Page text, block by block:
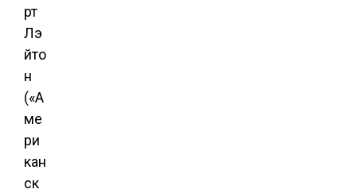
рт
Лэ
йто
н
(«А
ме
ри
кан
ск